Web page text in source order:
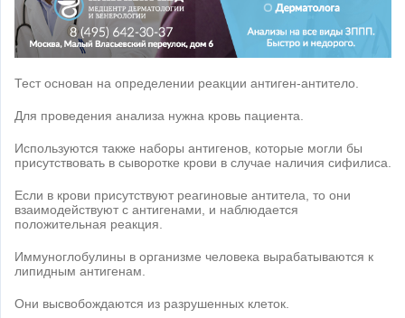
Тест основан на определении реакции антиген-антитело.
Для проведения анализа нужна кровь пациента.
Используются также наборы антигенов, которые могли бы
присутствовать в сыворотке крови в случае наличия сифилиса.
Если в крови присутствуют реагиновые антитела, то они
взаимодействуют с антигенами, и наблюдается
положительная реакция.
Иммуноглобулины в организме человека вырабатываются к
липидным антигенам.
Они высвобождаются из разрушенных клеток.